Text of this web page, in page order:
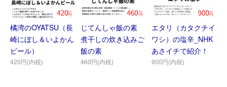
橘湾のOYATSU（長
崎にぼし＆いよかん
ピール）
420円(内税)
じてんしゃ飯の素
煮干しの炊き込みご
飯の素
460円(内税)
エタリ（カタクチイ
ワシ）の塩辛_NHK
あさイチで紹介！
900円(内税)